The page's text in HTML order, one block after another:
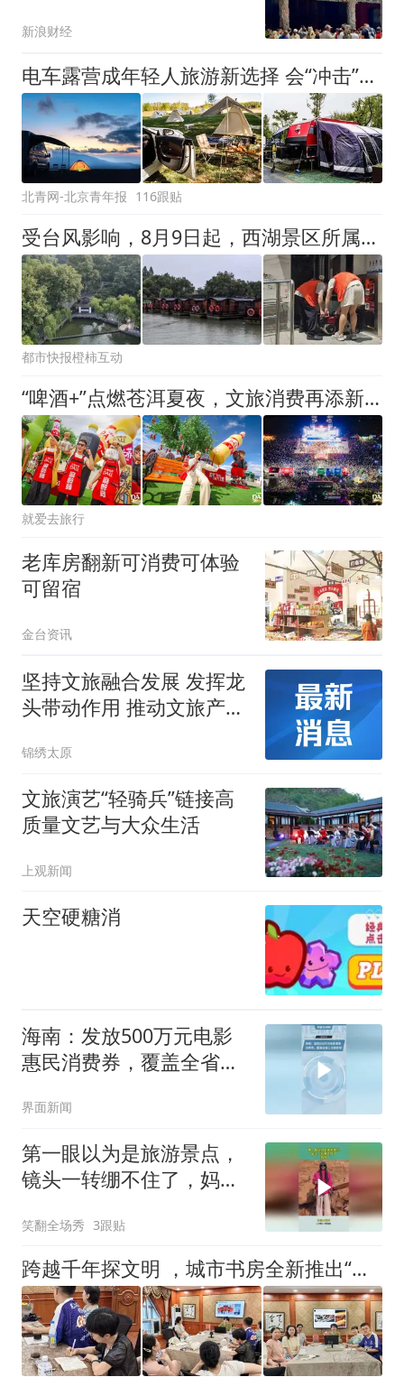
新浪财经
电车露营成年轻人旅游新选择 会“冲击”传统住宿业吗？
北青网-北京青年报 116跟贴
受台风影响，8月9日起，西湖景区所属各公园景点、博物馆(纪念馆)临时关闭，西湖游船、环湖观光电瓶车暂停运营，西湖音乐喷泉暂停喷放
都市快报橙柿互动
“啤酒+”点燃苍洱夏夜，文旅消费再添新活力！2026大理啤酒嘉年华圆满收官
就爱去旅行
老库房翻新可消费可体验
可留宿
金台资讯
坚持文旅融合发展 发挥龙
头带动作用 推动文旅产业
幸福产业迈进
锦绣太原
文旅演艺“轻骑兵”链接高
质量文艺与大众生活
上观新闻
天空硬糖消
海南：发放500万元电影
惠民消费券，覆盖全省上
界面新闻
第一眼以为是旅游景点，
镜头一转绷不住了，妈
笑翻全场秀 3跟贴
跨越千年探文明 ，城市书房全新推出“走进博物馆”系列活动